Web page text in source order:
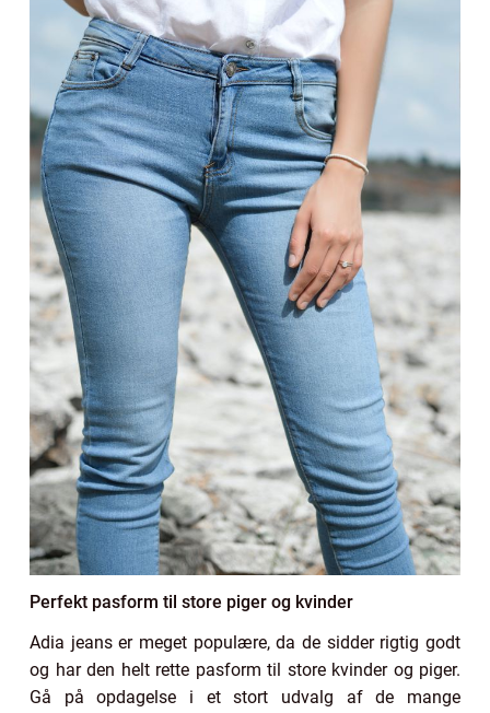
Perfekt pasform til store piger og kvinder
Adia jeans er meget populære, da de sidder rigtig godt
og har den helt rette pasform til store kvinder og piger.
Gå på opdagelse i et stort udvalg af de mange